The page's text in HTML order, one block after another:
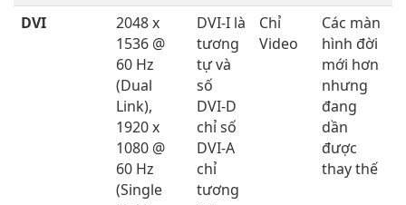
DVI
2048 x
1536 @
60 Hz
(Dual
Link),
1920 x
1080 @
60 Hz
(Single
DVI-I là
tương
tự và
số
DVI-D
chỉ số
DVI-A
chỉ
tương
Chỉ
Video
Các màn
hình đời
mới hơn
nhưng
đang
dần
được
thay thế